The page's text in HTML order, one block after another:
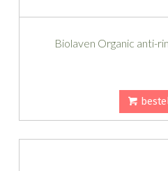
Biolaven Organic anti-